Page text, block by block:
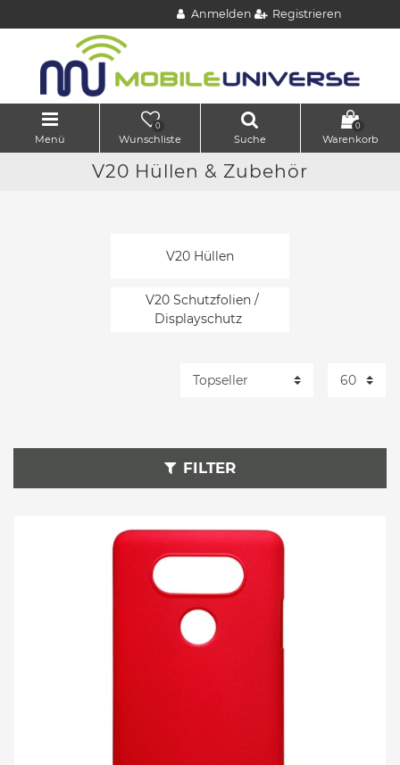
Anmelden Registrieren
Menü
0
Wunschliste Suche
0
Warenkorb
V20 Hüllen & Zubehör
V20 Hüllen
V20 Schutzfolien /
Displayschutz
FILTER